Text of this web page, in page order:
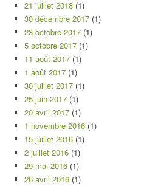
21 juillet 2018 (1)
30 décembre 2017 (1)
23 octobre 2017 (1)
5 octobre 2017 (1)
11 août 2017 (1)
1 août 2017 (1)
30 juillet 2017 (1)
25 juin 2017 (1)
20 avril 2017 (1)
1 novembre 2016 (1)
15 juillet 2016 (1)
2 juillet 2016 (1)
29 mai 2016 (1)
26 avril 2016 (1)